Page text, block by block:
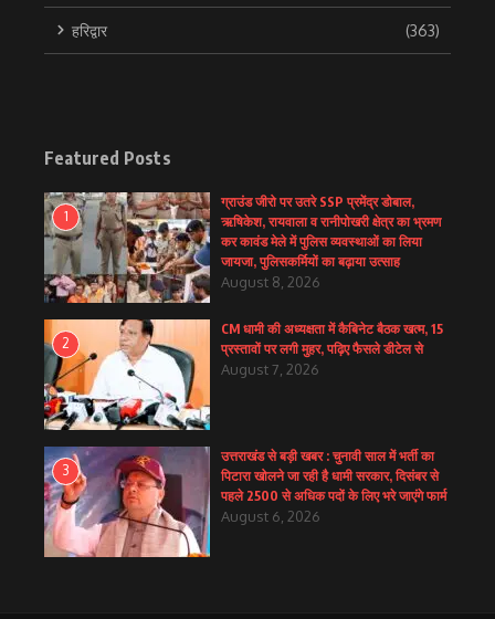
हरिद्वार (363)
Featured Posts
1
ग्राउंड जीरो पर उतरे SSP प्रमेंद्र डोबाल,
ऋषिकेश, रायवाला व रानीपोखरी क्षेत्र का भ्रमण
कर कावंड मेले में पुलिस व्यवस्थाओं का लिया
जायजा, पुलिसकर्मियों का बढ़ाया उत्साह
August 8, 2026
2
CM धामी की अध्यक्षता में कैबिनेट बैठक खत्म, 15
प्रस्तावों पर लगी मुहर, पढ़िए फैसले डीटेल से
August 7, 2026
3
उत्तराखंड से बड़ी खबर : चुनावी साल में भर्ती का
पिटारा खोलने जा रही है धामी सरकार, दिसंबर से
पहले 2500 से अधिक पदों के लिए भरे जाएंगे फार्म
August 6, 2026